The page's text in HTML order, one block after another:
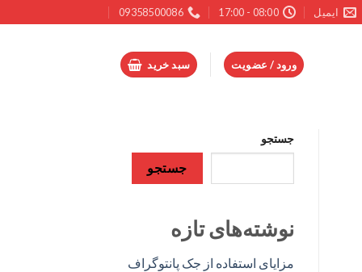
ایمیل 08:00 - 17:00
09358500086
ورود / عضویت سبد خرید
جستجو
جستجو
نوشته‌های تازه
مزایای استفاده از جک پانتوگراف